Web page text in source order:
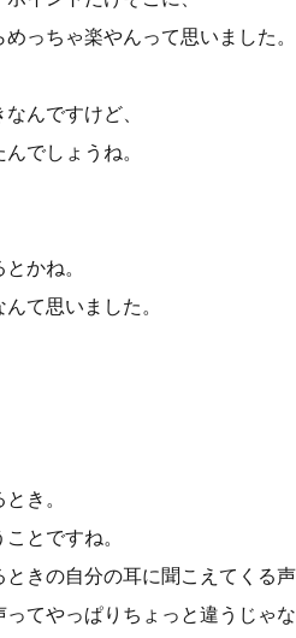
っちゃ楽やんって思いました。
んですけど、
でしょうね。
かね。
て思いました。
き。
とですね。
きの自分の耳に聞こえてくる声
てやっぱりちょっと違うじゃな